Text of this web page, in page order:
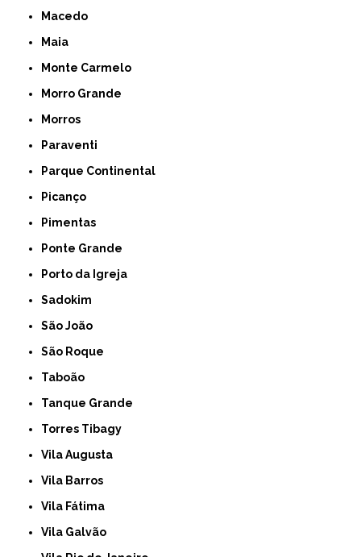
Macedo
Maia
Monte Carmelo
Morro Grande
Morros
Paraventi
Parque Continental
Picanço
Pimentas
Ponte Grande
Porto da Igreja
Sadokim
São João
São Roque
Taboão
Tanque Grande
Torres Tibagy
Vila Augusta
Vila Barros
Vila Fátima
Vila Galvão